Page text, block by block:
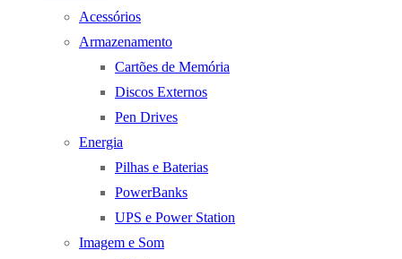
Acessórios
Armazenamento
Cartões de Memória
Discos Externos
Pen Drives
Energia
Pilhas e Baterias
PowerBanks
UPS e Power Station
Imagem e Som